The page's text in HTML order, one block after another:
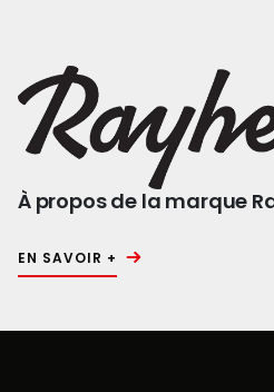
À propos de la marque
EN SAVOIR +